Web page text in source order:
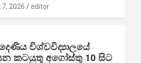
2026 editor
විශ්වවිද්‍යාලයේ
කටයුතු අගෝස්තු 10 සිට